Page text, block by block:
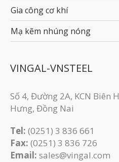
Gia công cơ khí
Mạ kẽm nhúng nóng
VINGAL-VNSTEEL
Số 4, Đường 2A, KCN Biên
Hưng, Đồng Nai
Tel: (0251) 3 836 661
Fax: (0251) 3 83​6 726
Email: sales@vingal.com